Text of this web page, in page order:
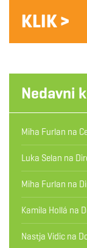
KLIK >
Nedavni
Miha Furlan na
Luka Selan na
Miha Furlan na
Kamila Hollá na
Nastja Vidic na